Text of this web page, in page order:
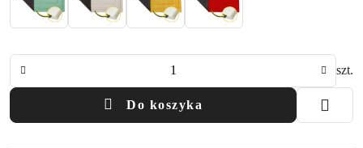
szt.
Do koszyka